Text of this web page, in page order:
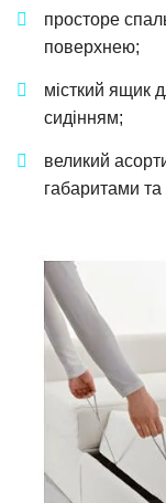
просторе
поверхнею;
місткий ящик
сидінням;
великий
габаритами